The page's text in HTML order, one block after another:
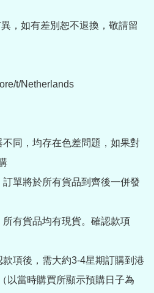
，如有差別恕不退換，敬請留
t/Netherlands
同，均存在色差問題，如果對
單將於所有貨品到齊後一併發
有貨品均有現貨。確認款項
項後，需大約3-4星期訂購到港
以當時購買所顯示預購日子為